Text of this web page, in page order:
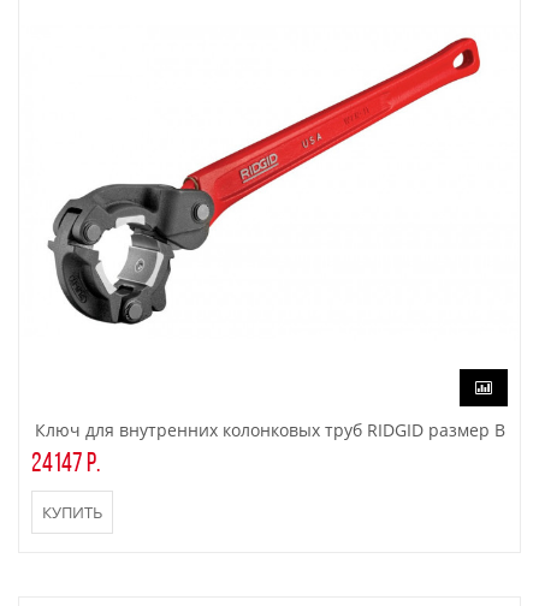
Ключ для внутренних колонковых труб RIDGID размер B
24147 р.
КУПИТЬ